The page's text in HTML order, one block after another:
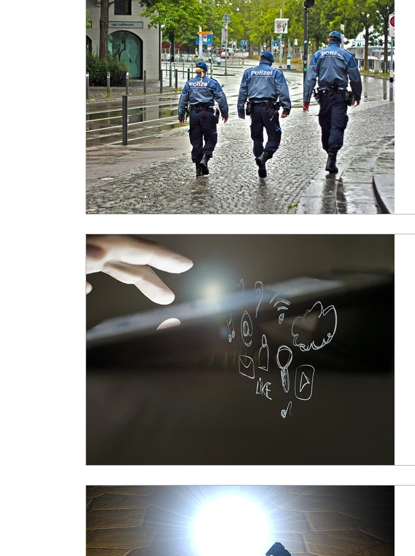
Terrorismo internacional Terrorismo yihadista Recomendaciones Riesgos
Portada Formación Altercados en Cataluña Análisis